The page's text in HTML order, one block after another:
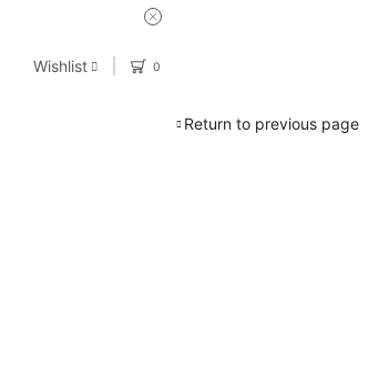
Wishlist 0
Return to previous page